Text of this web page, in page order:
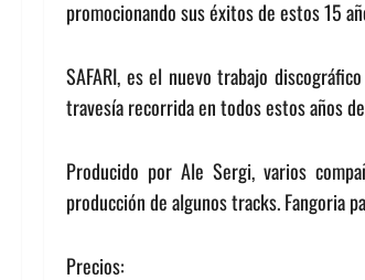
promocionando sus éxitos de estos 15
SAFARI, es el nuevo trabajo
travesía recorrida en todos estos años
Producido por Ale Sergi, varios
producción de algunos tracks. Fangoria
Precios: